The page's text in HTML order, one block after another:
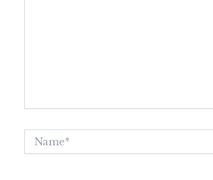
Name*